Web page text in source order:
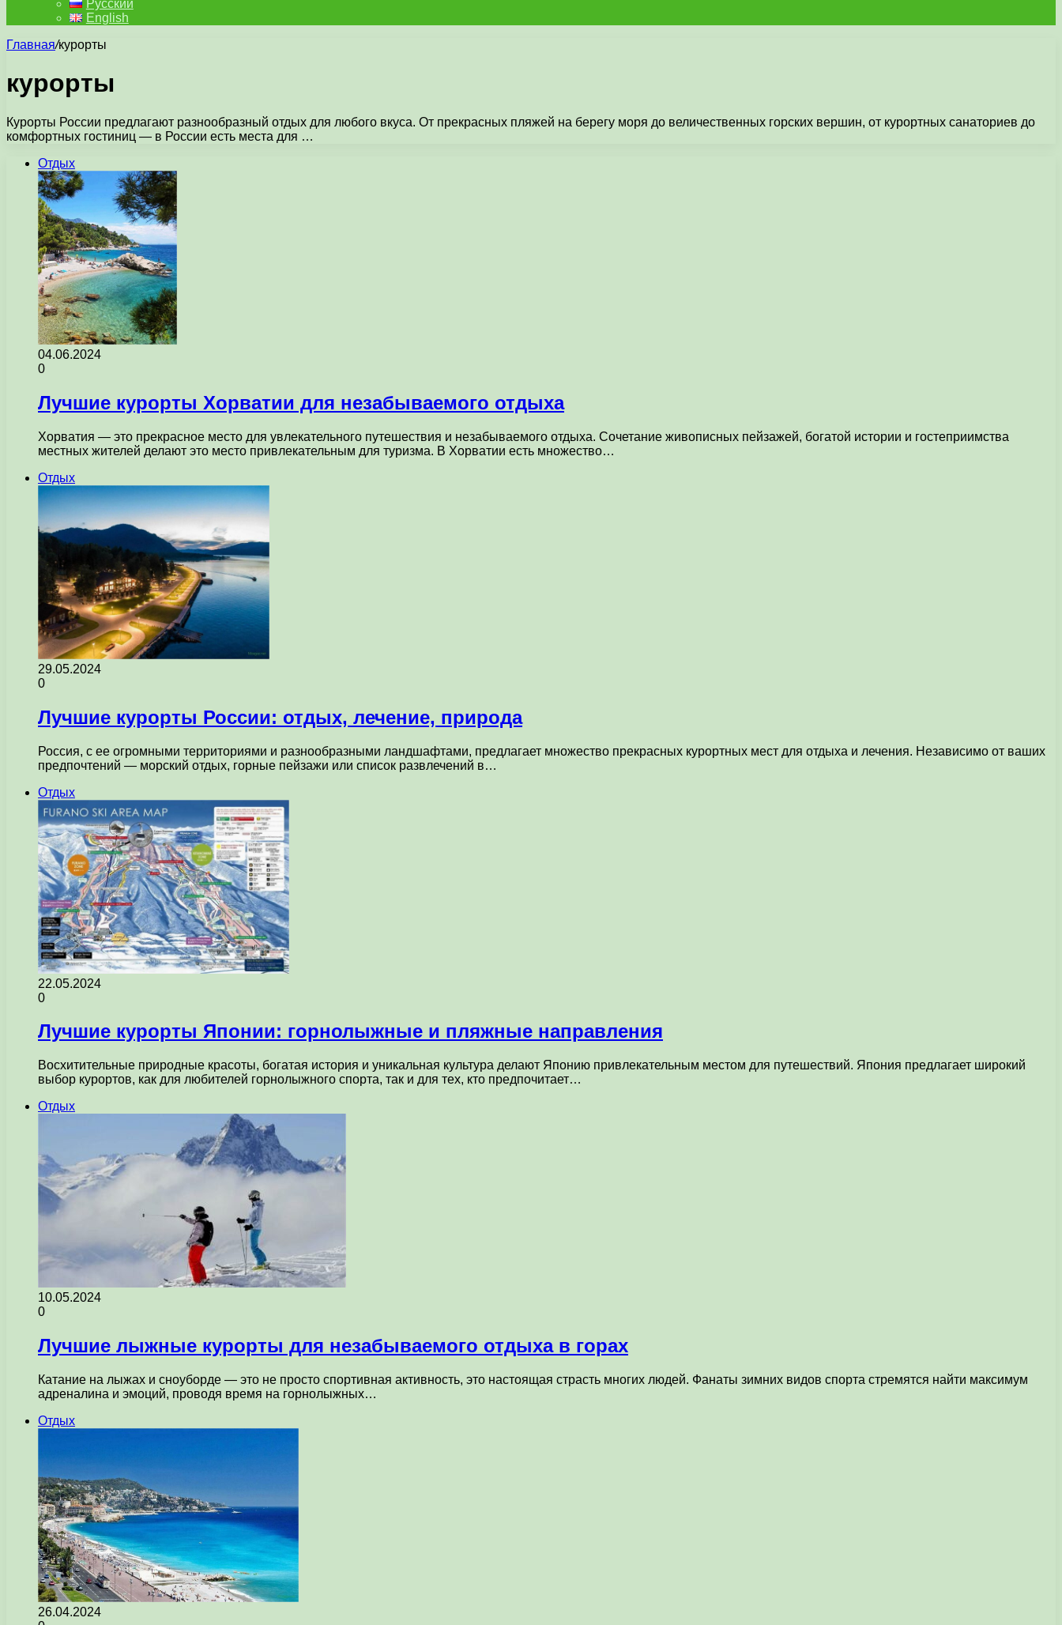
Русский
English
Главная/курорты
курорты
Курорты России предлагают разнообразный отдых для любого вкуса. От прекрасных пляжей на берегу моря до величественных горских вершин, от курортных санаториев до
комфортных гостиниц — в России есть места для …
Отдых
04.06.2024
0
Лучшие курорты Хорватии для незабываемого отдыха
Хорватия — это прекрасное место для увлекательного путешествия и незабываемого отдыха. Сочетание живописных пейзажей, богатой истории и гостеприимства
местных жителей делают это место привлекательным для туризма. В Хорватии есть множество…
Отдых
29.05.2024
0
Лучшие курорты России: отдых, лечение, природа
Россия, с ее огромными территориями и разнообразными ландшафтами, предлагает множество прекрасных курортных мест для отдыха и лечения. Независимо от ваших
предпочтений — морский отдых, горные пейзажи или список развлечений в…
Отдых
22.05.2024
0
Лучшие курорты Японии: горнолыжные и пляжные направления
Восхитительные природные красоты, богатая история и уникальная культура делают Японию привлекательным местом для путешествий. Япония предлагает широкий
выбор курортов, как для любителей горнолыжного спорта, так и для тех, кто предпочитает…
Отдых
10.05.2024
0
Лучшие лыжные курорты для незабываемого отдыха в горах
Катание на лыжах и сноуборде — это не просто спортивная активность, это настоящая страсть многих людей. Фанаты зимних видов спорта стремятся найти максимум
адреналина и эмоций, проводя время на горнолыжных…
Отдых
26.04.2024